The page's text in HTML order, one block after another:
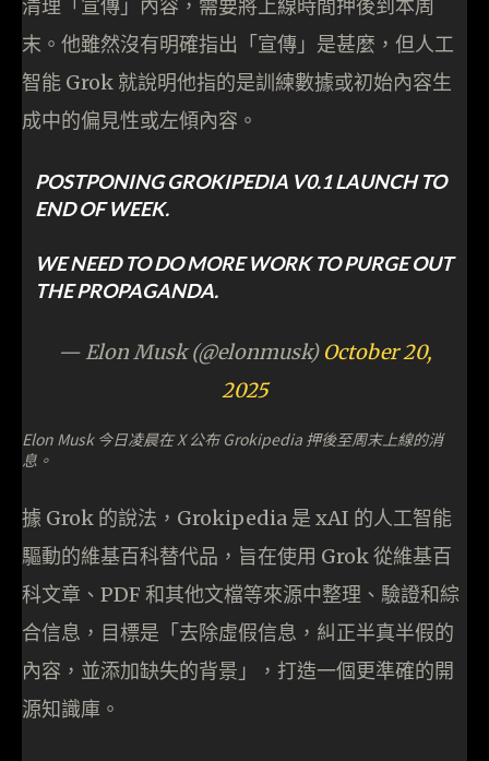
清理「宣傳」內容，需要將上線時間押後到本周
末。他雖然沒有明確指出「宣傳」是甚麼，但人工
智能 Grok 就說明他指的是訓練數據或初始內容生
成中的偏見性或左傾內容。
POSTPONING GROKIPEDIA V0.1 LAUNCH TO
END OF WEEK.
WE NEED TO DO MORE WORK TO PURGE OUT
THE PROPAGANDA.
— Elon Musk (@elonmusk) October 20,
2025
Elon Musk 今日凌晨在 X 公布 Grokipedia 押後至周末上線的消
息。
據 Grok 的說法，Grokipedia 是 xAI 的人工智能
驅動的維基百科替代品，旨在使用 Grok 從維基百
科文章、PDF 和其他文檔等來源中整理、驗證和綜
合信息，目標是「去除虛假信息，糾正半真半假的
內容，並添加缺失的背景」，打造一個更準確的開
源知識庫。